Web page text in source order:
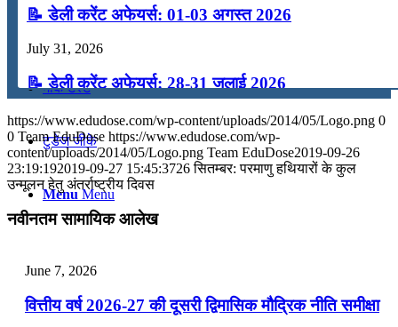
मॉक टेस्ट
टुडेज जीके
Menu Menu
📝 डेली करेंट अफेयर्स: 01-03 अगस्त 2026
July 31, 2026
📝 डेली करेंट अफेयर्स: 28-31 जुलाई 2026
July 28, 2026
📝 डेली करेंट अफेयर्स: 25-27 जुलाई 2026
July 25, 2026
📝 डेली करेंट अफेयर्स: 22-24 जुलाई 2026
https://www.edudose.com/wp-content/uploads/2014/05/Logo.png 0
0 Team EduDose https://www.edudose.com/wp-
content/uploads/2014/05/Logo.png Team EduDose2019-09-26
23:19:192019-09-27 15:45:3726 सितम्बर: परमाणु हथियारों के कुल
उन्मूलन हेतु अंतर्राष्ट्रीय दिवस
नवीनतम सामायिक आलेख
June 7, 2026
वित्तीय वर्ष 2026-27 की दूसरी द्विमासिक मौद्रिक नीति समीक्षा